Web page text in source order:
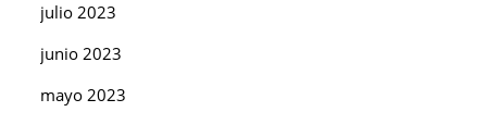
julio 2023
junio 2023
mayo 2023